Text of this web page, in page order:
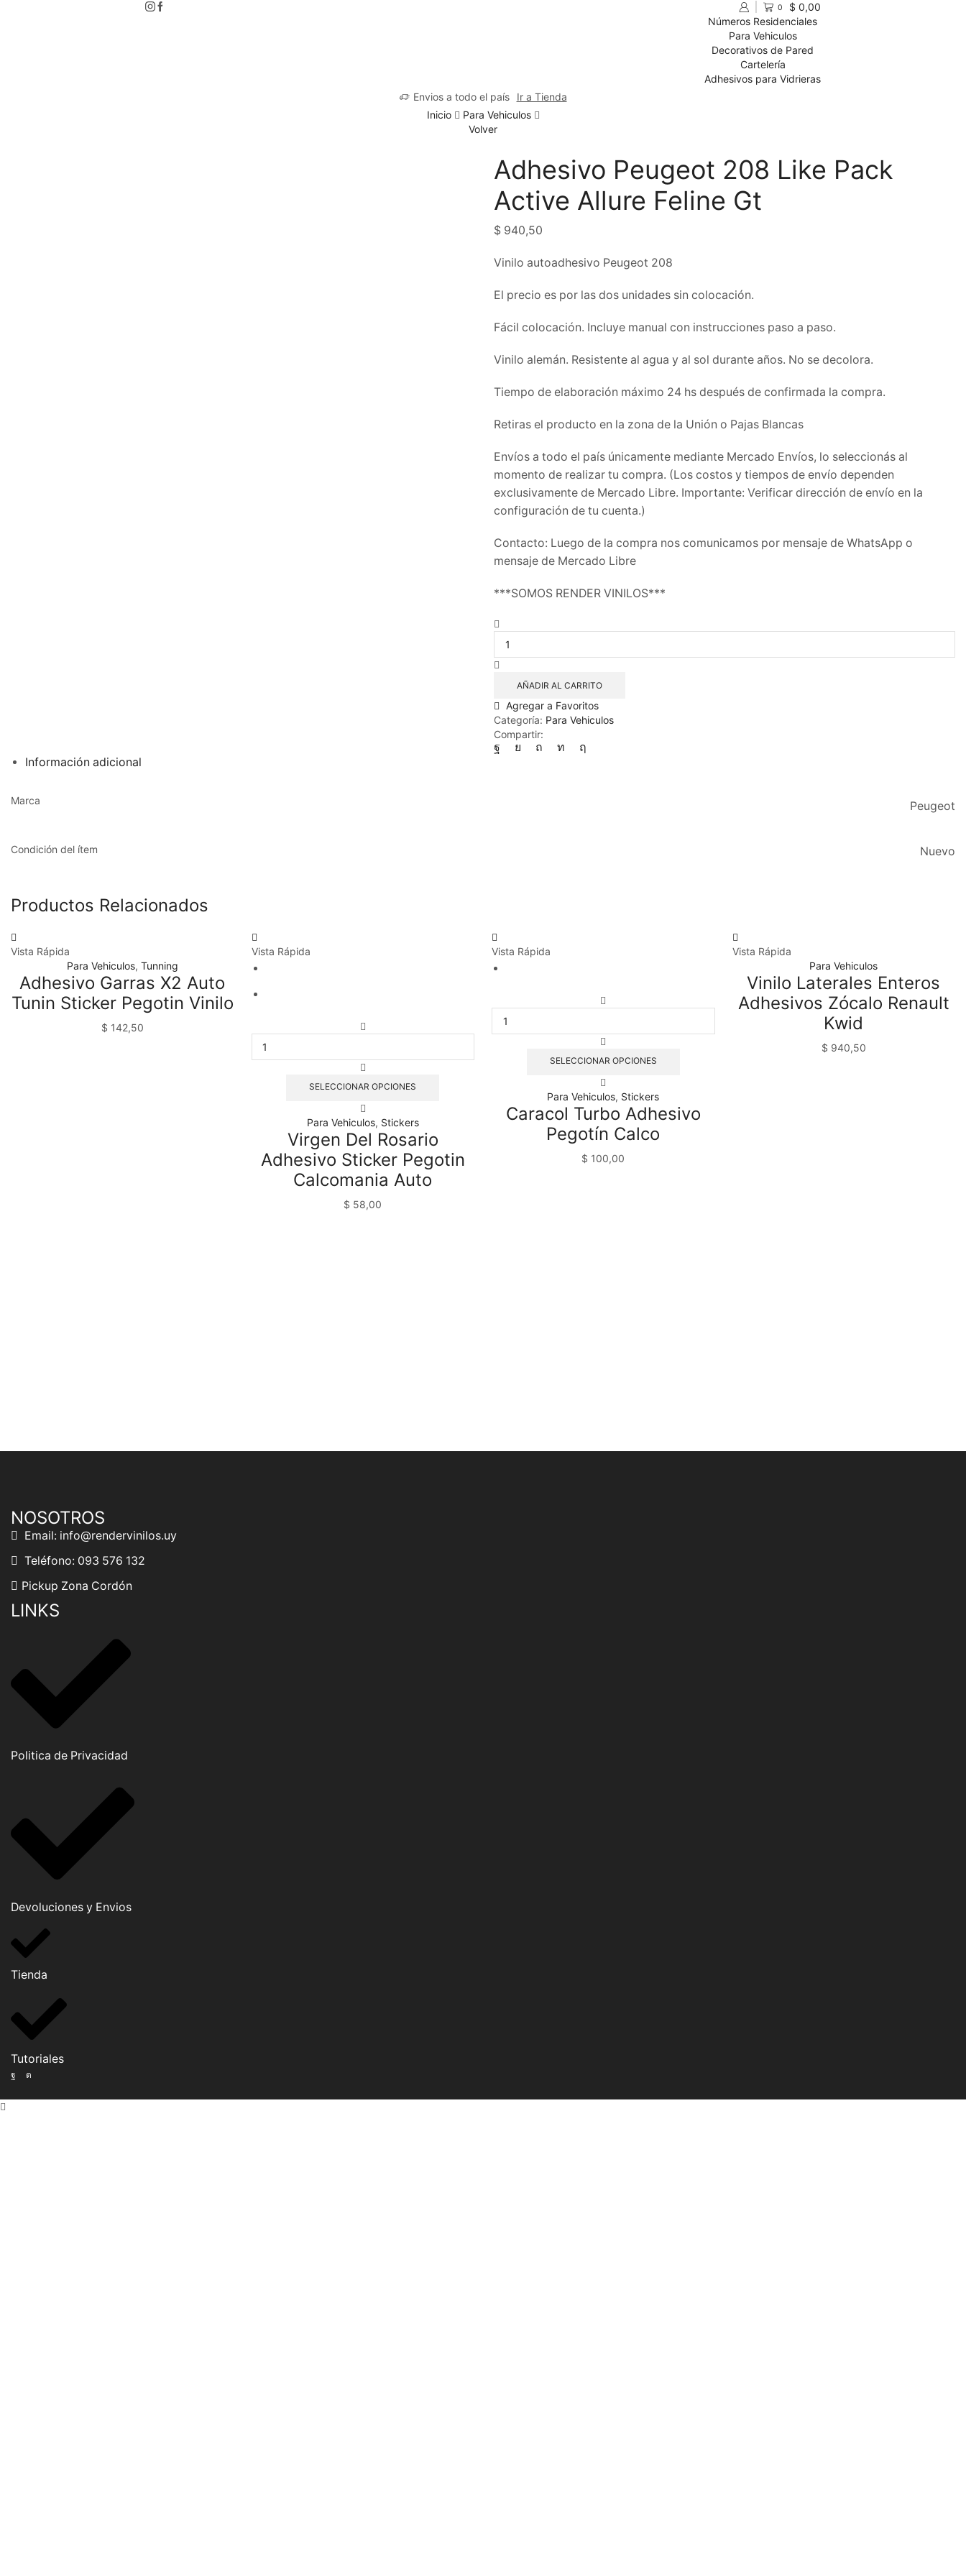
0 $ 0,00
Números Residenciales
Para Vehiculos
Decorativos de Pared
Cartelería
Adhesivos para Vidrieras
Envios a todo el país
Ir a Tienda
Inicio
Para Vehiculos
Volver
Adhesivo Peugeot 208 Like Pack
Active Allure Feline Gt
$ 940,50
Vinilo autoadhesivo Peugeot 208
El precio es por las dos unidades sin colocación.
Fácil colocación. Incluye manual con instrucciones paso a paso.
Vinilo alemán. Resistente al agua y al sol durante años. No se decolora.
Tiempo de elaboración máximo 24 hs después de confirmada la compra.
Retiras el producto en la zona de la Unión o Pajas Blancas
Envíos a todo el país únicamente mediante Mercado Envíos, lo seleccionás al
momento de realizar tu compra. (Los costos y tiempos de envío dependen
exclusivamente de Mercado Libre. Importante: Verificar dirección de envío en la
configuración de tu cuenta.)
Contacto: Luego de la compra nos comunicamos por mensaje de WhatsApp o
mensaje de Mercado Libre
***SOMOS RENDER VINILOS***
Peugeot
208
Pack
Allure
Feline
Gt
cantidad
AÑADIR AL CARRITO
Agregar a Favoritos
Categoría: Para Vehiculos
Compartir:
Información adicional
Marca Peugeot
Condición del ítem Nuevo
Productos Relacionados
Vista Rápida
Para Vehiculos, Tunning
Adhesivo Garras X2 Auto
Tunin Sticker Pegotin Vinilo
$ 142,50
Vista Rápida
Sticker
Auto
cantidad
SELECCIONAR OPCIONES
Para Vehiculos, Stickers
Virgen Del Rosario
Adhesivo Sticker Pegotin
Calcomania Auto
$ 58,00
Vista Rápida
Calco
SELECCIONAR OPCIONES
Para Vehiculos, Stickers
Caracol Turbo Adhesivo
Pegotín Calco
$ 100,00
Vista Rápida
Para Vehiculos
Vinilo Laterales Enteros
Adhesivos Zócalo Renault
Kwid
$ 940,50
NOSOTROS
Email: info@rendervinilos.uy
Teléfono: 093 576 132
Pickup Zona Cordón
LINKS
Politica de Privacidad
Devoluciones y Envios
Tienda
Tutoriales
Facebook